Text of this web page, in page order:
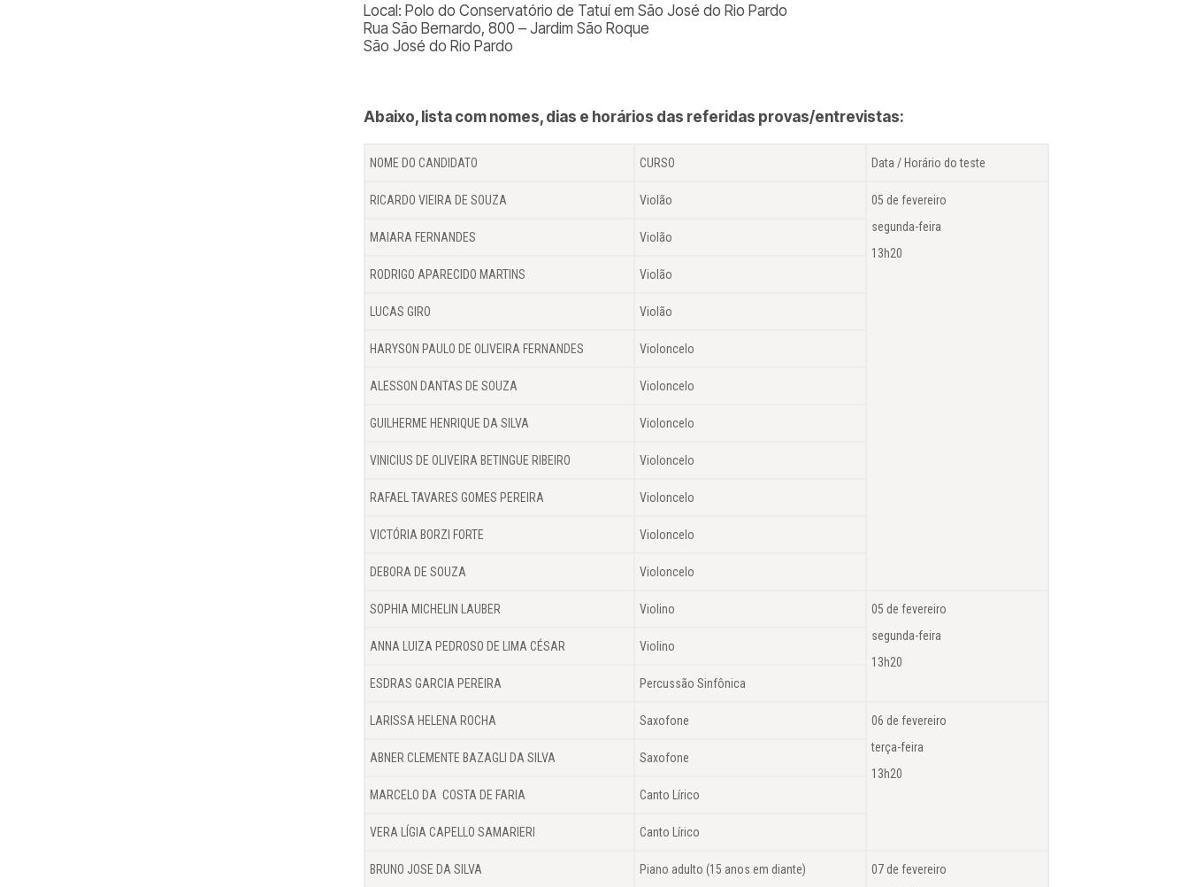
Local: Polo do Conservatório de Tatuí em São José do Rio Pardo
Rua São Bernardo, 800 – Jardim São Roque
São José do Rio Pardo
Abaixo, lista com nomes, dias e horários das referidas provas/entrevistas:
NOME DO CANDIDATO CURSO Data / Horário do teste
RICARDO VIEIRA DE SOUZA Violão
05 de fevereiro
segunda-feira
13h20
MAIARA FERNANDES Violão
RODRIGO APARECIDO MARTINS Violão
LUCAS GIRO Violão
HARYSON PAULO DE OLIVEIRA FERNANDES Violoncelo
ALESSON DANTAS DE SOUZA Violoncelo
GUILHERME HENRIQUE DA SILVA Violoncelo
VINICIUS DE OLIVEIRA BETINGUE RIBEIRO Violoncelo
RAFAEL TAVARES GOMES PEREIRA Violoncelo
VICTÓRIA BORZI FORTE Violoncelo
DEBORA DE SOUZA Violoncelo
SOPHIA MICHELIN LAUBER Violino
05 de fevereiro
segunda-feira
13h20
ANNA LUIZA PEDROSO DE LIMA CÉSAR Violino
ESDRAS GARCIA PEREIRA Percussão Sinfônica
LARISSA HELENA ROCHA Saxofone
06 de fevereiro
terça-feira
13h20
ABNER CLEMENTE BAZAGLI DA SILVA Saxofone
MARCELO DA COSTA DE FARIA Canto Lírico
VERA LÍGIA CAPELLO SAMARIERI Canto Lírico
BRUNO JOSE DA SILVA Piano adulto (15 anos em diante)
07 de fevereiro